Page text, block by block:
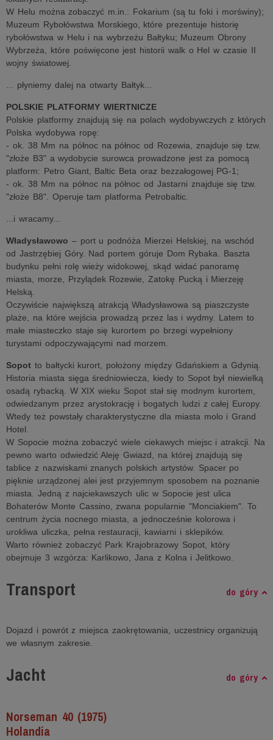
W Helu można zobaczyć m.in.: Fokarium (są tu foki i morświny);
Muzeum Rybołówstwa Morskiego, które prezentuje historię
rybołówstwa w Helu i na wybrzeżu Bałtyku; Muzeum Obrony
Wybrzeża, które poświęcone jest historii walk o Hel w czasie II
wojny światowej.
... płyniemy dalej na otwarty Bałtyk...
POLSKIE PLATFORMY WIERTNICZE
Polskie platformy znajdują się na polach wydobywczych z których
Polska wydobywa ropę:
- ok. 38 Mm na północ na północ od Rozewia, znajduje się tzw.
"złoże B3" a wydobycie surowca prowadzone jest za pomocą
platform: Petro Giant, Baltic Beta oraz bezzałogowej PG-1;
- ok. 38 Mm na północ na północ od Jastarni znajduje się tzw.
"złoże B8". Operuje tam platforma Petrobaltic.
...i wracamy...
Władysławowo – port u podnóża Mierzei Helskiej, na wschód
od Jastrzębiej Góry. Nad portem góruje Dom Rybaka. Baszta
budynku pełni rolę wieży widokowej, skąd widać panoramę
miasta, morze, Przylądek Rozewie, Zatokę Pucką i Mierzeję
Helską.
Oczywiście największą atrakcją Władysławowa są piaszczyste
plaże, na które wejścia prowadzą przez las i wydmy. Latem to
małe miasteczko staje się kurortem po brzegi wypełniony
turystami odpoczywającymi nad morzem.
Sopot to bałtycki kurort, położony między Gdańskiem a Gdynią.
Historia miasta sięga średniowiecza, kiedy to Sopot był niewielką
osadą rybacką. W XIX wieku Sopot stał się modnym kurortem,
odwiedzanym przez arystokrację i bogatych ludzi z całej Europy.
Wtedy też powstały charakterystyczne dla miasta molo i Grand
Hotel.
W Sopocie można zobaczyć wiele ciekawych miejsc i atrakcji. Na
pewno warto odwiedzić Aleję Gwiazd, na której znajdują się
tablice z nazwiskami znanych polskich artystów. Spacer po
pięknie urządzonej alei jest przyjemnym sposobem na poznanie
miasta. Jedną z najciekawszych ulic w Sopocie jest ulica
Bohaterów Monte Cassino, zwana popularnie "Monciakiem". To
centrum życia nocnego miasta, a jednocześnie kolorowa i
urokliwa uliczka, pełna restauracji, kawiarni i sklepików.
Warto również zobaczyć Park Krajobrazowy Sopot, który
obejmuje 3 wzgórza: Karlikowo, Jana z Kolna i Jelitkowo.
Transport do góry
Dojazd i powrót z miejsca zaokrętowania, uczestnicy organizują
we własnym zakresie.
Jacht do góry
Norseman 40 (1975)
Holandia